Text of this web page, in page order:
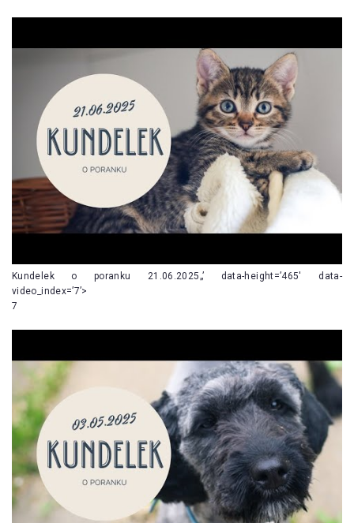
Kundelek o poranku 21.06.2025„’ data-height=’465′ data-
video_index=’7’>
7